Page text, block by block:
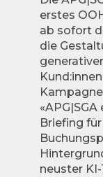
erstes
ab sofort
die
Briefing
neuster